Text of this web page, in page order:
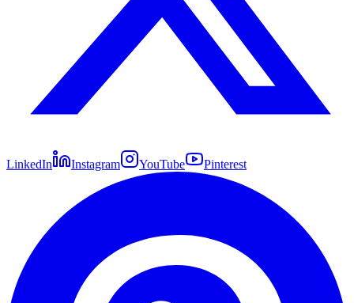
LinkedIn Instagram YouTube Pinterest